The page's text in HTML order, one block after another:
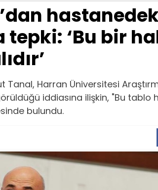
tepki: ‘Bu bir
Tanal, Harran Üniversitesi
iddiasına ilişkin, "Bu tablo
bulundu.